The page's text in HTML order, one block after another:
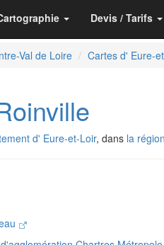
Devis / Tarifs
Val de Loire Cartes d' Eure-
d' Eure-et-Loir, dans la